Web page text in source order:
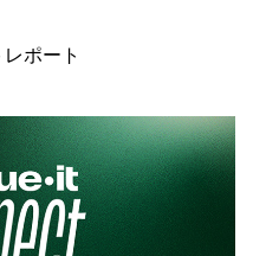
仕組み
正対策
ングとレポート
英語)
エンゲージメント
ページ(英語)
ーパー
(英語)
ポート